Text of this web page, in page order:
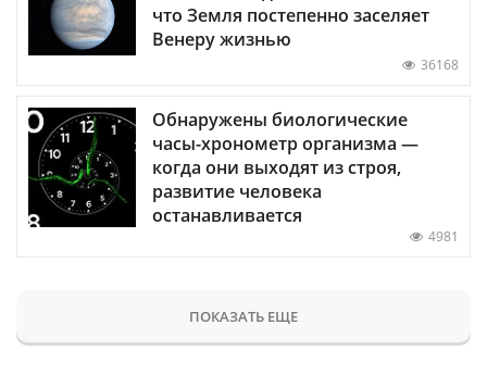
что Земля постепенно заселяет
Венеру жизнью
36168
Обнаружены биологические
часы-хронометр организма —
когда они выходят из строя,
развитие человека
останавливается
4981
ПОКАЗАТЬ ЕЩЕ